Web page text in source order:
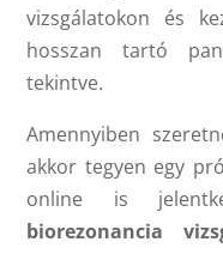
vizsgálatokon és
hosszan tartó
tekintve.
Amennyiben
akkor tegyen egy
online is
biorezonancia